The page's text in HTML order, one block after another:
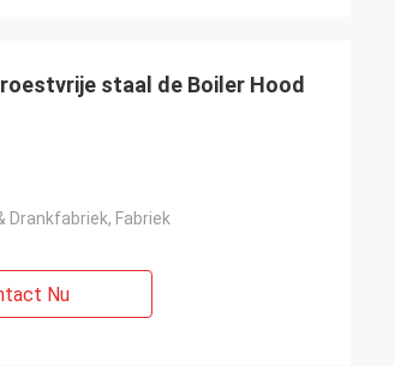
staal de Boiler Hood
Drankfabriek, Fabriek
Nu